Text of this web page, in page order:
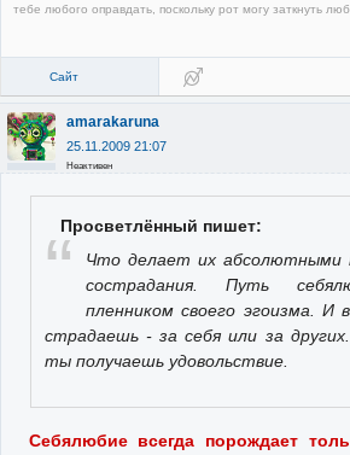
тебе любого оправдать, поскольку рот могу заткнуть
Сайт
amarakaruna
25.11.2009 21:07
Неактивен
Просветлённый пишет:
Что делает их абсолютными
сострадания. Путь
пленником своего эгоизма. И
страдаешь - за себя или за
ты получаешь удовольствие.
Себялюбие всегда порождает